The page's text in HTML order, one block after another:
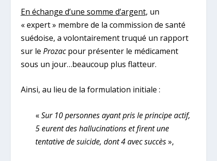
En échange d’une somme d’argent, un
« expert » membre de la commission de santé
suédoise, a volontairement truqué un rapport
sur le Prozacpour présenter le médicament
sous un jour…beaucoup plus flatteur.
Ainsi, au lieu de la formulation initiale :
«Sur 10 personnes ayant pris le principe actif,
5 eurent des hallucinations et firent une
tentative de suicide, dont 4 avec succès»,